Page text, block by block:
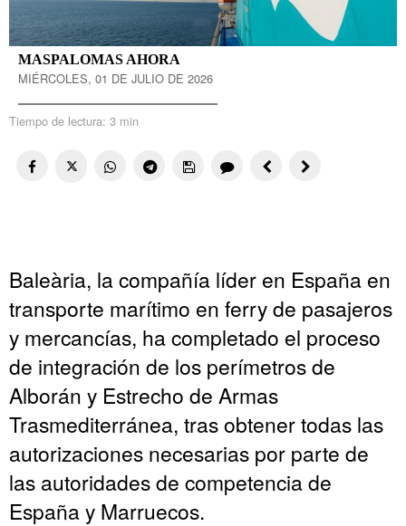
MASPALOMAS AHORA
MIÉRCOLES, 01 DE JULIO DE 2026
Tiempo de lectura: 3 min
Baleària, la compañía líder en España en
transporte marítimo en ferry de pasajeros
y mercancías, ha completado el proceso
de integración de los perímetros de
Alborán y Estrecho de Armas
Trasmediterránea, tras obtener todas las
autorizaciones necesarias por parte de
las autoridades de competencia de
España y Marruecos.